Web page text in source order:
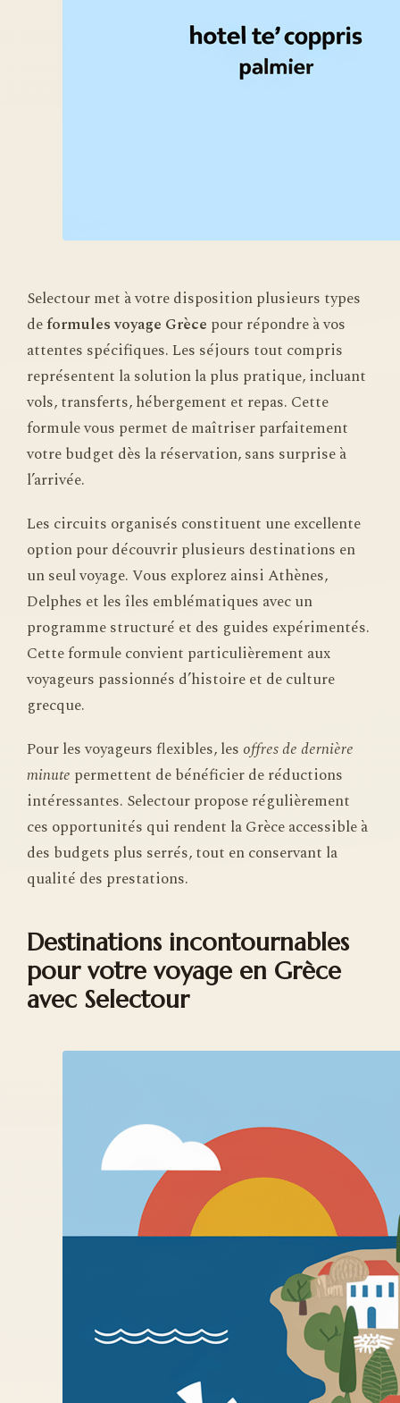
Selectour met à votre disposition plusieurs types
deformules voyage Grèce pour répondre à vos
attentes spécifiques. Les séjours tout compris
représentent la solution la plus pratique, incluant
vols, transferts, hébergement et repas. Cette
formule vous permet de maîtriser parfaitement
votre budget dès la réservation, sans surprise à
l’arrivée.
Les circuits organisés constituent une excellente
option pour découvrir plusieurs destinations en
un seul voyage. Vous explorez ainsi Athènes,
Delphes et les îles emblématiques avec un
programme structuré et des guides expérimentés.
Cette formule convient particulièrement aux
voyageurs passionnés d’histoire et de culture
grecque.
Pour les voyageurs flexibles, lesoffres de dernière
minute permettent de bénéficier de réductions
intéressantes. Selectour propose régulièrement
ces opportunités qui rendent la Grèce accessible à
des budgets plus serrés, tout en conservant la
qualité des prestations.
Destinations incontournables
pour votre voyage en Grèce
avec Selectour